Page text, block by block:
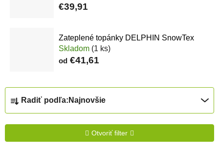
€39,91
Zateplené topánky DELPHIN SnowTex
Skladom (1 ks)
od €41,61
Radenie produktov
Radiť podľa: Najnovšie
Otvoriť filter